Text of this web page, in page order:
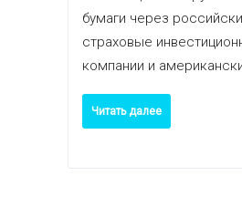
бумаги через
страховые
компании и
Читать далее